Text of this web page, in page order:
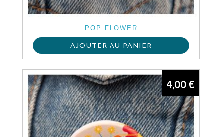
POP FLOWER
AJOUTER AU PANIER
4,00 €